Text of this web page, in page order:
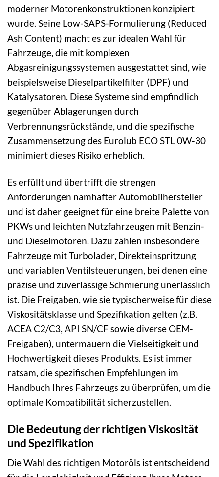
moderner Motorenkonstruktionen konzipiert
wurde. Seine Low-SAPS-Formulierung (Reduced
Ash Content) macht es zur idealen Wahl für
Fahrzeuge, die mit komplexen
Abgasreinigungssystemen ausgestattet sind, wie
beispielsweise Dieselpartikelfilter (DPF) und
Katalysatoren. Diese Systeme sind empfindlich
gegenüber Ablagerungen durch
Verbrennungsrückstände, und die spezifische
Zusammensetzung des Eurolub ECO STL 0W-30
minimiert dieses Risiko erheblich.
Es erfüllt und übertrifft die strengen
Anforderungen namhafter Automobilhersteller
und ist daher geeignet für eine breite Palette von
PKWs und leichten Nutzfahrzeugen mit Benzin-
und Dieselmotoren. Dazu zählen insbesondere
Fahrzeuge mit Turbolader, Direkteinspritzung
und variablen Ventilsteuerungen, bei denen eine
präzise und zuverlässige Schmierung unerlässlich
ist. Die Freigaben, wie sie typischerweise für diese
Viskositätsklasse und Spezifikation gelten (z.B.
ACEA C2/C3, API SN/CF sowie diverse OEM-
Freigaben), untermauern die Vielseitigkeit und
Hochwertigkeit dieses Produkts. Es ist immer
ratsam, die spezifischen Empfehlungen im
Handbuch Ihres Fahrzeugs zu überprüfen, um die
optimale Kompatibilität sicherzustellen.
Die Bedeutung der richtigen Viskosität
und Spezifikation
Die Wahl des richtigen Motoröls ist entscheidend